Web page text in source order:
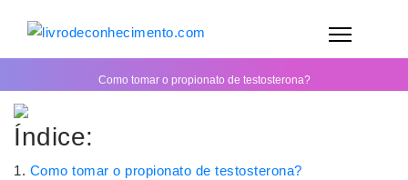
Como tomar o propionato de testosterona?
Índice:
Como tomar o propionato de testosterona?